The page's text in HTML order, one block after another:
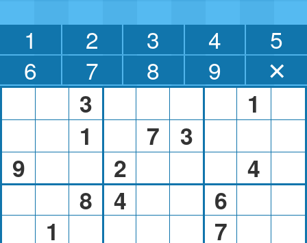
1 2 3 4
5
6
7 8 9 ✕
3
1
1
7
3
9
2
4
8
4
6
1
7